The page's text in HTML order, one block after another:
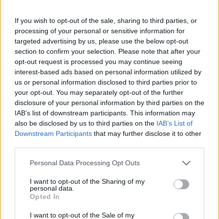
If you wish to opt-out of the sale, sharing to third parties, or
processing of your personal or sensitive information for
targeted advertising by us, please use the below opt-out
section to confirm your selection. Please note that after your
opt-out request is processed you may continue seeing
interest-based ads based on personal information utilized by
us or personal information disclosed to third parties prior to
your opt-out. You may separately opt-out of the further
disclosure of your personal information by third parties on the
IAB’s list of downstream participants. This information may
also be disclosed by us to third parties on the IAB’s List of
Downstream Participants that may further disclose it to other
Personal Data Processing Opt Outs
I want to opt-out of the Sharing of my
personal data.
Opted In
I want to opt-out of the Sale of my
Daniel Vondrouš: Současná Strana zelených - zbytečně
při zemi
29.5.2002
Z patnácti konkrétních opatření na zlepšení životního prostředí,
které politickým stranám zaslaly ekologické organizace, se jich
nejvíc splnit zavázala Koalice (9) a Strana zelených (7). Pro ostatní
strany byl tento test propadákem.
Ing. Jiří Trhlík: Hracholusky a motorové čluny
29.5.2002
Jak známo, vláda schválila 22. května vyhlášku, která stanovuje
vodní nádrže a toky se zákazem provozu plavidel se spalovacími
povrchových vodách. Vodní nádrž Hracholusky na řece Mži na
Plzeňsku se překvapivě nedostala do klíčové přílohy č. 1 této
vyhlášky, kde je vyjmenováno 64 vodních nádrží s úplným,
motorových člunů a vodních skútrů. Na Hracholusky se vztahuje
pouze Ministerstvem životního prostředí prosazený sezónní zákaz
od 15. června do 15. září, který se nevztahuje na plavidla veřejné
lodní dopravy.